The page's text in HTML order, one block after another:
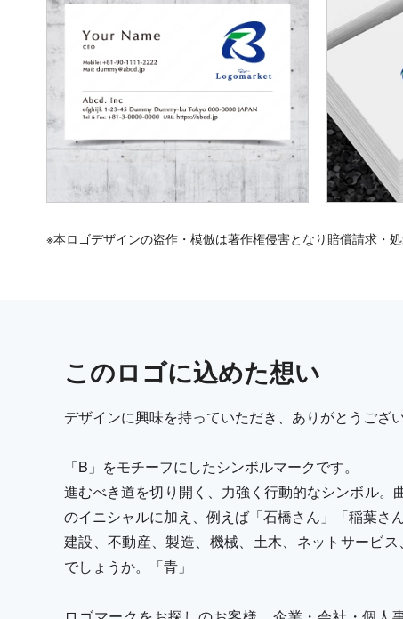
※本ロゴデザインの盗作・模倣は著作権侵害となり賠償請求・処
このロゴに込めた想い
デザインに興味を持っていただき、ありがとうござい
「B」をモチーフにしたシンボルマークです。
進むべき道を切り開く、力強く行動的なシンボル。
のイニシャルに加え、例えば「石橋さん」「稲葉さ
建設、不動産、製造、機械、土木、ネットサービ
でしょうか。「青」